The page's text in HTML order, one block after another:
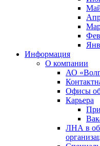
Информация
О компании
АО
Офисы
Карьера
ЛНА в